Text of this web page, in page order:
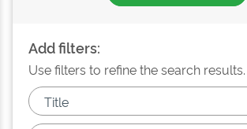
Add filters:
Use filters to refine the search results.